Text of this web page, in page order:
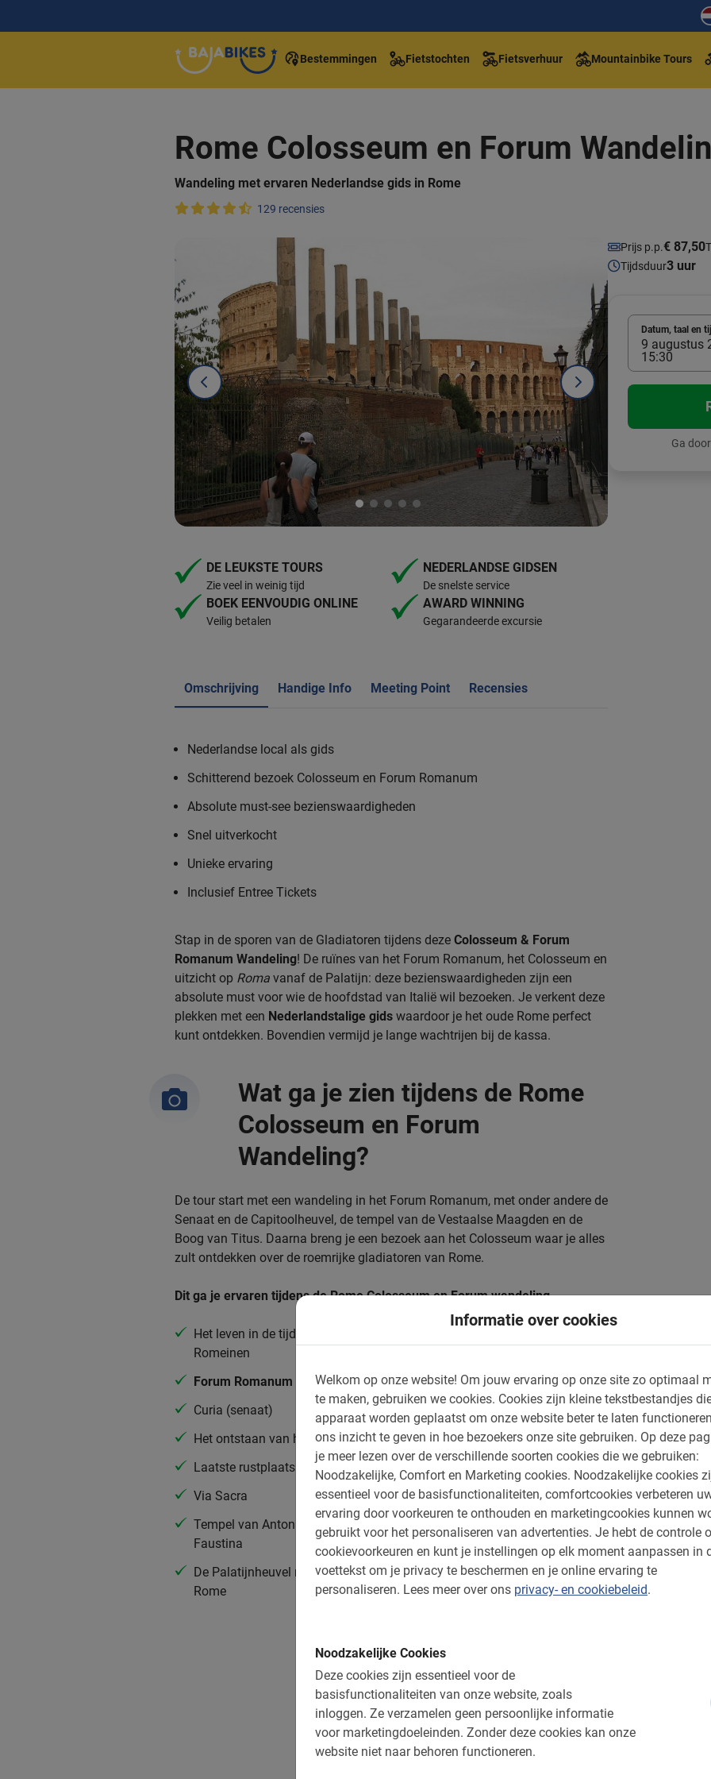
Informatie over cookies
Welkom op onze website! Om jouw ervaring op onze site zo optimaal
te maken, gebruiken we cookies. Cookies zijn kleine tekstbestandjes
apparaat worden geplaatst om onze website beter te laten
ons inzicht te geven in hoe bezoekers onze site gebruiken. Op deze
je meer lezen over de verschillende soorten cookies die we gebruiken:
Noodzakelijke, Comfort en Marketing cookies. Noodzakelijke cookies
essentieel voor de basisfunctionaliteiten, comfortcookies verbeteren
ervaring door voorkeuren te onthouden en marketingcookies kunnen
gebruikt voor het personaliseren van advertenties. Je hebt de controle
cookievoorkeuren en kunt je instellingen op elk moment aanpassen in
voettekst om je privacy te beschermen en je online ervaring te
personaliseren. Lees meer over ons privacy- en cookiebeleid.
Noodzakelijke Cookies
Deze cookies zijn essentieel voor de
basisfunctionaliteiten van onze website, zoals
inloggen. Ze verzamelen geen persoonlijke informatie
voor marketingdoeleinden. Zonder deze cookies kan onze
website niet naar behoren functioneren.
Bestemmingen Fietstochten Fietsverhuur Mountainbike Tours
Rome Colosseum en Forum
Wandeling met ervaren Nederlandse gids in Rome
129 recensies
DE LEUKSTE TOURS
Zie veel in weinig tijd
NEDERLANDSE GIDSEN
De snelste service
BOEK EENVOUDIG ONLINE
Veilig betalen
AWARD WINNING
Gegarandeerde excursie
Omschrijving Handige Info Meeting Point Recensies
Nederlandse local als gids
Schitterend bezoek Colosseum en Forum Romanum
Absolute must-see bezienswaardigheden
Snel uitverkocht
Unieke ervaring
Inclusief Entree Tickets
Stap in de sporen van de Gladiatoren tijdens deze Colosseum & Forum
Romanum Wandeling! De ruïnes van het Forum Romanum, het Colosseum en
uitzicht op Roma vanaf de Palatijn: deze bezienswaardigheden zijn een
absolute must voor wie de hoofdstad van Italië wil bezoeken. Je verkent deze
plekken met een Nederlandstalige gids waardoor je het oude Rome perfect
kunt ontdekken. Bovendien vermijd je lange wachtrijen bij de kassa.
Wat ga je zien tijdens de Rome
Colosseum en Forum
Wandeling?
De tour start met een wandeling in het Forum Romanum, met onder andere de
Senaat en de Capitoolheuvel, de tempel van de Vestaalse Maagden en de
Boog van Titus. Daarna breng je een bezoek aan het Colosseum waar je alles
zult ontdekken over de roemrijke gladiatoren van Rome.
Dit ga je ervaren tijdens de Rome Colosseum en Forum wandeling
Het leven in de tijd van de
Romeinen
Forum Romanum
Curia (senaat)
Het ontstaan van het parlement
Laatste rustplaats Julius Caesar
Via Sacra
Tempel van Antoninus en
Faustina
De Palatijnheuvel met zicht op
Rome
De bouw van het Colosseum
Het verhaal van de gladiatoren
De geschiedenis van de
zeeslagen, executies,
leeuwengevechten
Beleef het zoals het alleen kan
met een ingewijde gids
Prijs p.p.€ 87,50
Tijdsduur3 uur
Datum, taal en
9 augustus
15:30
Ga